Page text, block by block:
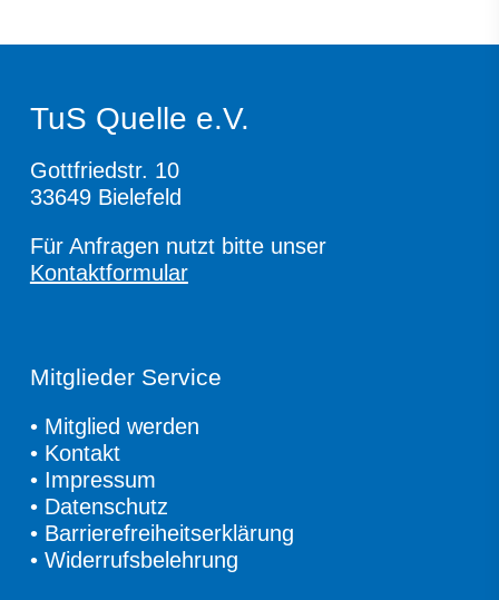
TuS Quelle e.V.
Gottfriedstr. 10
33649 Bielefeld
Für Anfragen nutzt bitte unser
Kontaktformular
Mitglieder Service
• Mitglied werden
• Kontakt
• Impressum
• Datenschutz
• Barrierefreiheitserklärung
• Widerrufsbelehrung